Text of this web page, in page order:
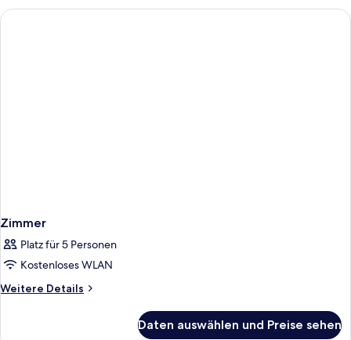
Zimmer
Platz für 5 Personen
Kostenloses WLAN
Weitere Details
Weitere
Daten auswählen und Preise sehen